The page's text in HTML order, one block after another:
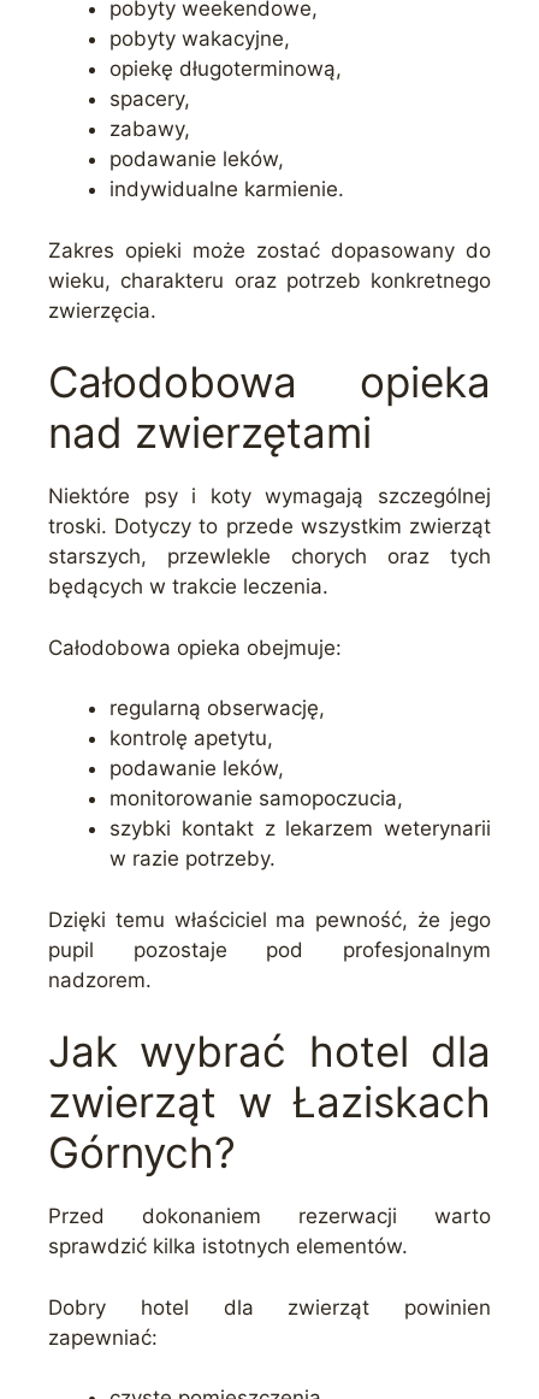
pobyty weekendowe,
pobyty wakacyjne,
opiekę długoterminową,
spacery,
zabawy,
podawanie leków,
indywidualne karmienie.
Zakres opieki może zostać dopasowany do
wieku, charakteru oraz potrzeb konkretnego
zwierzęcia.
Całodobowa opieka
nad zwierzętami
Niektóre psy i koty wymagają szczególnej
troski. Dotyczy to przede wszystkim zwierząt
starszych, przewlekle chorych oraz tych
będących w trakcie leczenia.
Całodobowa opieka obejmuje:
regularną obserwację,
kontrolę apetytu,
podawanie leków,
monitorowanie samopoczucia,
szybki kontakt z lekarzem weterynarii
w razie potrzeby.
Dzięki temu właściciel ma pewność, że jego
pupil pozostaje pod profesjonalnym
nadzorem.
Jak wybrać hotel dla
zwierząt w Łaziskach
Górnych?
Przed dokonaniem rezerwacji warto
sprawdzić kilka istotnych elementów.
Dobry hotel dla zwierząt powinien
zapewniać: